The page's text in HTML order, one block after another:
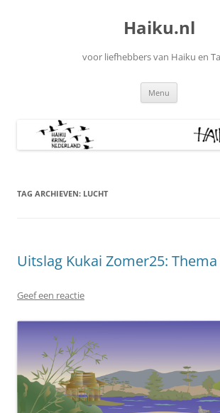
Haiku.nl
voor liefhebbers van Haiku en
Menu
TAG ARCHIEVEN: LUCHT
Uitslag Kukai Zomer25: Thema
Geef een reactie